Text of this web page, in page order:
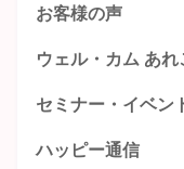
お客様の声
ウェル・カム あれ
セミナー・イベン
ハッピー通信